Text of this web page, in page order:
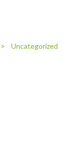
> Uncategorized